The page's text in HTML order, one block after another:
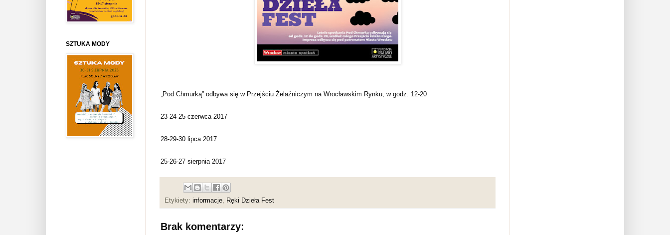
„Pod Chmurką” odbywa się w Przejściu Żelaźniczym na Wrocławskim Rynku, w godz. 12-20
23-24-25 czerwca 2017
28-29-30 lipca 2017
25-26-27 sierpnia 2017
Etykiety: informacje, Ręki Dzieła Fest
Brak komentarzy:
SZTUKA MODY